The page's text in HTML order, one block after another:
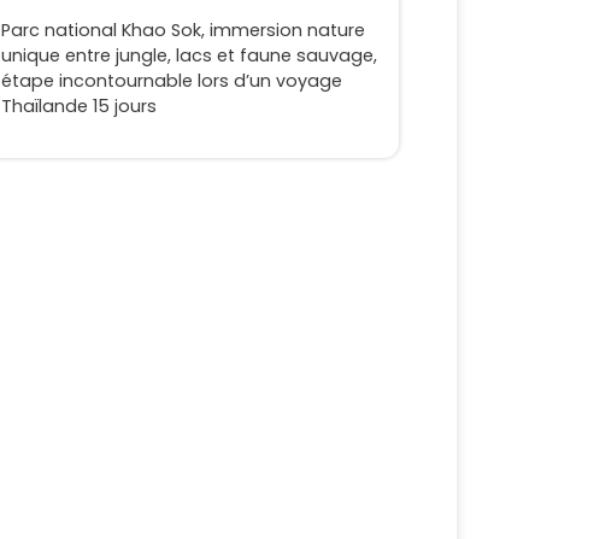
Parc national Khao Sok, immersion nature
unique entre jungle, lacs et faune sauvage,
étape incontournable lors d’un voyage
Thaïlande 15 jours